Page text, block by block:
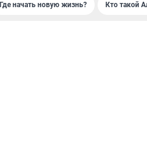
Где начать новую жизнь? Кто такой